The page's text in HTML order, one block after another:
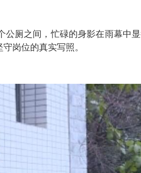
厕之间，忙碌的身影在雨幕中
岗位的真实写照。